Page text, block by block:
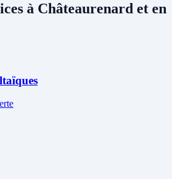
à Châteaurenard et en